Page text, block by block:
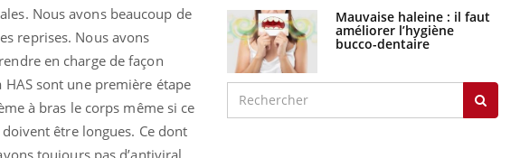
Nous avons beaucoup de
reprises. Nous avons
en charge de façon
sont une première étape
à bras le corps même si ce
être longues. Ce dont
toujours pas d’antiviral
Mauvaise haleine : il faut
améliorer l’hygiène
bucco-dentaire